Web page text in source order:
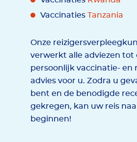
Vaccinaties Tanzania
Onze
verwerkt alle adviezen tot
persoonlijk vaccinatie- en
advies voor u. Zodra u
bent en de benodigde
gekregen, kan uw reis
beginnen!